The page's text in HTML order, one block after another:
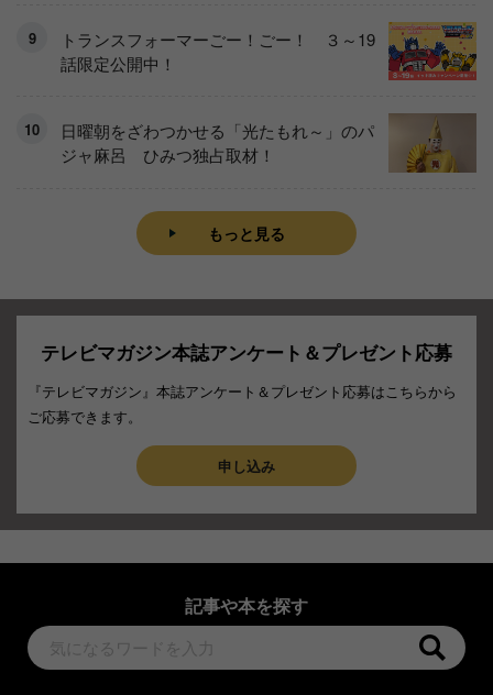
トランスフォーマーごー！ごー！ ３～19
話限定公開中！
日曜朝をざわつかせる「光たもれ～」のパ
ジャ麻呂 ひみつ独占取材！
もっと見る
テレビマガジン本誌アンケート＆プレゼント応募
『テレビマガジン』本誌アンケート＆プレゼント応募はこちらから
ご応募できます。
申し込み
記事や本を探す